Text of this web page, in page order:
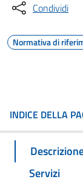
Condividi
Normativa di
INDICE DELLA
Servizi